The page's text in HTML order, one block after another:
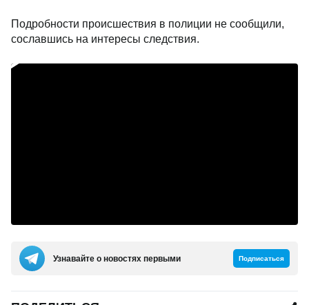
Подробности происшествия в полиции не сообщили,
сославшись на интересы следствия.
Узнавайте о новостях первыми Подписаться